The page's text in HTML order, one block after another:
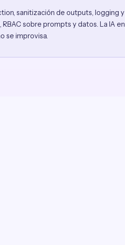
sanitización de outputs, logging y
sobre prompts y datos. La IA en
se improvisa.